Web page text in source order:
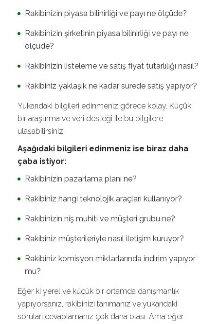
Rakibinizin piyasa bilinirliği ve payı ne ölçüde?
Rakibinizin şirketinin piyasa bilinirliği ve payı ne
ölçüde?
Rakibinizin listeleme ve satış fiyat tutarlılığı nasıl?
Rakibiniz yaklaşık ne kadar sürede satış yapıyor?
Yukarıdaki bilgileri edinmeniz görece kolay. Küçük
bir araştırma ve veri desteği ile bu bilgilere
ulaşabilirsiniz.
Aşağıdaki bilgileri edinmeniz ise biraz daha
çaba istiyor:
Rakibinizin pazarlama planı ne?
Rakibiniz hangi teknolojik araçları kullanıyor?
Rakibinizin niş muhiti ve müşteri grubu ne?
Rakibiniz müşterileriyle nasıl iletişim kuruyor?
Rakibiniz komisyon miktarlarında indirim yapıyor
mu?
Eğer ki yerel ve küçük bir ortamda danışmanlık
yapıyorsanız, rakibinizi tanımanız ve yukarıdaki
soruları cevaplamanız çok daha olası. Ama eğer